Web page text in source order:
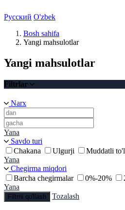
Русский O'zbek
Bosh sahifa
Yangi mahsulotlar
Yangi mahsulotlar
Filtrlar
Narx
Yana
Savdo turi
Chakana
Ulgurji
Muddatli
Yana
Chegirma miqdori
Barcha chegirmalar
0%-20%
Yana
Filtrni qo'llash Tozalash